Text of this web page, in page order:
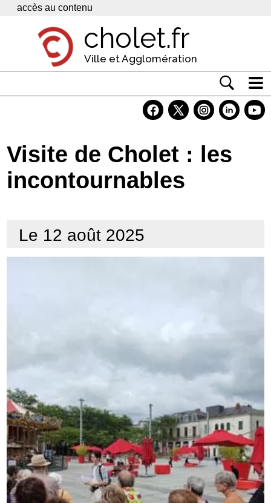
Panneau de gestion des cookies
accès au contenu
cholet.fr
Ville et Agglomération
Economie
Services
Visite de Cholet : les
incontournables
Le 12 août 2025